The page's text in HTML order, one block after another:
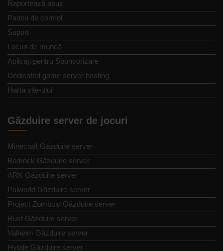
Raportează abuz
Panou de control
Suport
Locuri de muncă
Aplicați pentru Sponsorizare
Dedicated game server hosting
Harta site-ului
Găzduire server de jocuri
Minecraft Găzduire server
Bedrock Găzduire server
ARK Găzduire server
Palworld Găzduire server
Project Zomboid Găzduire server
Rust Găzduire server
Valheim Găzduire server
Hytale Găzduire server